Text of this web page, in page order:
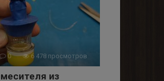
0 6 478 просмотров
из